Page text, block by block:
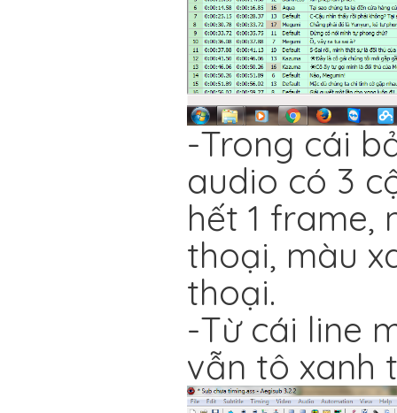
-Trong cái
audio có 3
hết 1 frame,
thoại, màu
thoại.
-Từ cái line
vẫn tô xanh